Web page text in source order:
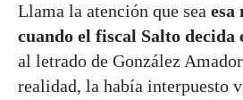
Llama la atención que sea esa
cuando el fiscal Salto decida
al letrado de González
realidad, la había interpuesto